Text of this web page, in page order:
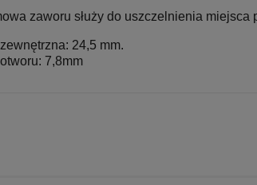
zaworu służy do uszczelnienia miejsca
24,5 mm.
7,8mm